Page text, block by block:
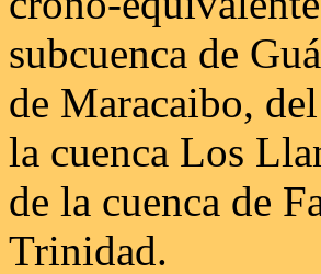
subcuenca de
de Maracaibo,
la cuenca Los
de la cuenca de
Trinidad.